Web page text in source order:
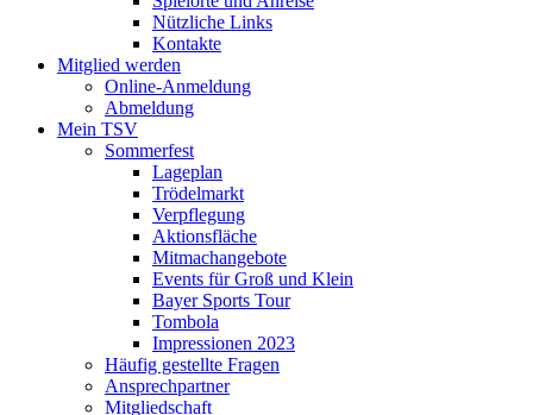
Nützliche Links
Kontakte
Mitglied werden
Online-Anmeldung
Abmeldung
Mein TSV
Sommerfest
Lageplan
Trödelmarkt
Verpflegung
Aktionsfläche
Mitmachangebote
Events für Groß und Klein
Bayer Sports Tour
Tombola
Impressionen 2023
Häufig gestellte Fragen
Ansprechpartner
Mitgliedschaft